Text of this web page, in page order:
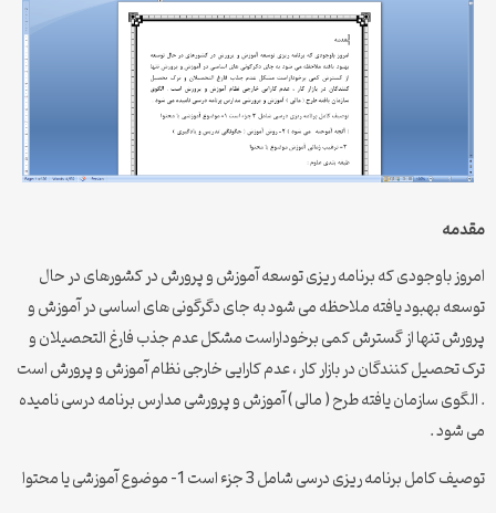
مقدمه
امروز باوجودی که برنامه ریزی توسعه آموزش و پرورش در کشورهای در حال
توسعه بهبود یافته ملاحظه می شود به جای دگرگونی های اساسی در آموزش و
پرورش تنها از گسترش کمی برخوداراست مشکل عدم جذب فارغ التحصیلان و
ترک تحصیل کنندگان در بازار کار ، عدم کارایی خارجی نظام آموزش و پرورش است
. الگوی سازمان یافته طرح ( مالی ) آموزش و پرورشی مدارس برنامه درسی نامیده
می شود .
توصیف کامل برنامه ریزی درسی شامل 3 جزء است 1- موضوع آموزشی یا محتوا